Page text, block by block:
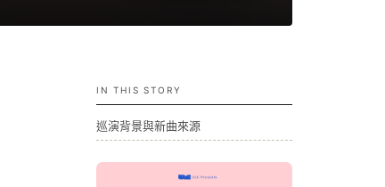
IN THIS STORY
巡演背景與新曲來源